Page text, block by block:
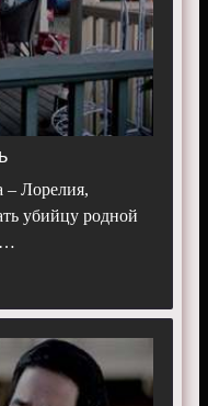
Лорелия,
убийцу родной
…